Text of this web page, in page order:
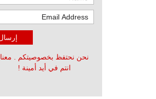
نحن نحتفظ بخصوصيتكم . معنا
انتم في أيد أمينة !